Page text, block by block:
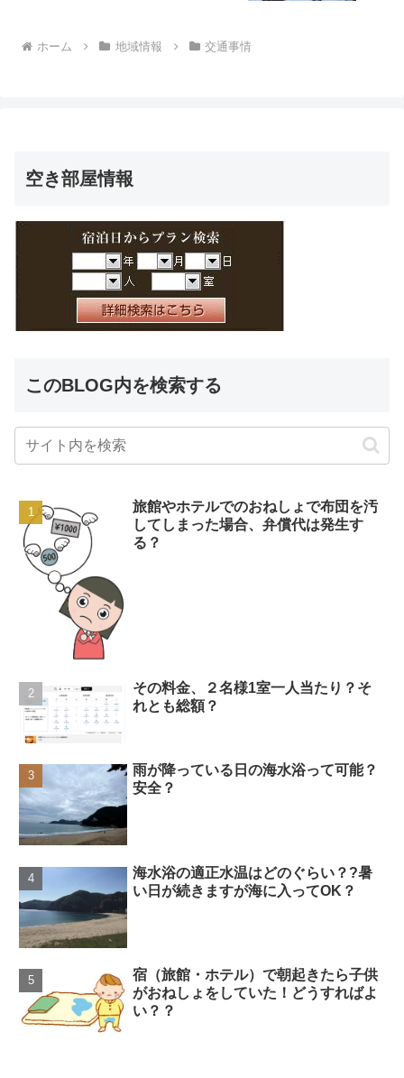
ホーム 地域情報 交通事情
空き部屋情報
このBLOG内を検索する
旅館やホテルでのおねしょで布団を汚
してしまった場合、弁償代は発生す
る？
その料金、２名様1室一人当たり？そ
れとも総額？
雨が降っている日の海水浴って可能？
安全？
海水浴の適正水温はどのぐらい？?暑
い日が続きますが海に入ってOK？
宿（旅館・ホテル）で朝起きたら子供
がおねしょをしていた！どうすればよ
い？？